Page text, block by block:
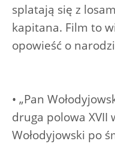
splatają się z
kapitana. Film to
opowieść o
• „Pan
druga polowa XVII
Wołodyjowski po